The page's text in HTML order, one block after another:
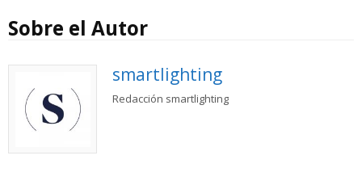
Sobre el Autor
smartlighting
Redacción smartlighting